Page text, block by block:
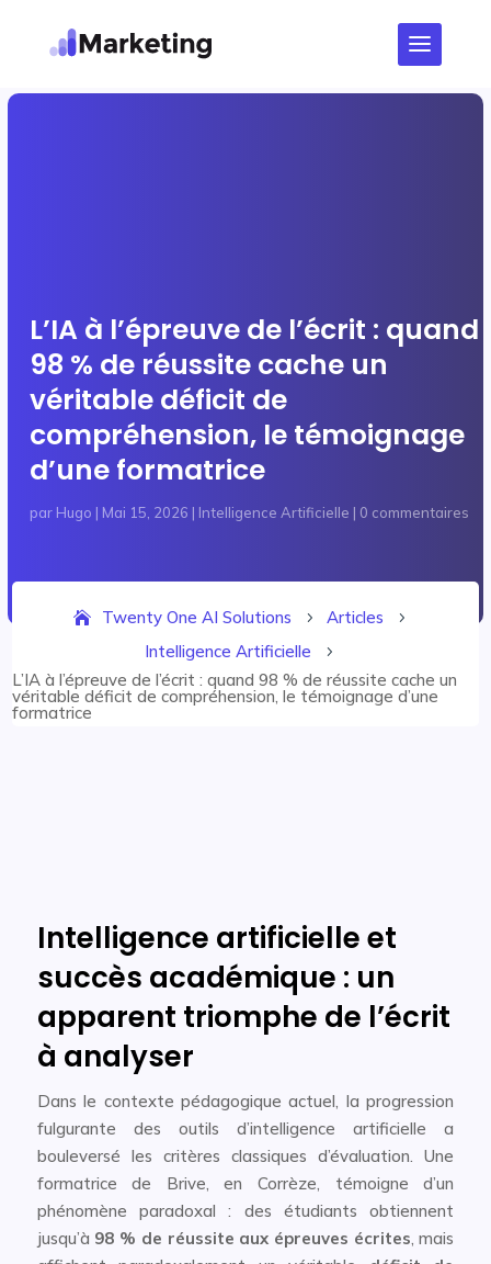
L’IA à l’épreuve de l’écrit : quand
98 % de réussite cache un
véritable déficit de
compréhension, le témoignage
d’une formatrice
par Hugo | Mai 15, 2026 | Intelligence Artificielle | 0 commentaires
Twenty One AI Solutions 5 Articles 5
Intelligence Artificielle 5
L’IA à l’épreuve de l’écrit : quand 98 % de réussite cache un
véritable déficit de compréhension, le témoignage d’une
formatrice
Intelligence artificielle et
succès académique : un
apparent triomphe de l’écrit
à analyser
Dans le contexte pédagogique actuel, la progression
fulgurante des outils d’intelligence artificielle a
bouleversé les critères classiques d’évaluation. Une
formatrice de Brive, en Corrèze, témoigne d’un
phénomène paradoxal : des étudiants obtiennent
jusqu’à 98 % de réussite aux épreuves écrites, mais